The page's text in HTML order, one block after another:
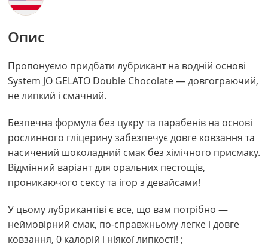
Опис
Пропонуємо придбати лубрикант на водній основі
System JO GELATO Double Chocolate — довгограючий,
не липкий і смачний.
Безпечна формула без цукру та парабенів на основі
рослинного гліцерину забезпечує довге ковзання та
насичений шоколадний смак без хімічного присмаку.
Відмінний варіант для оральних пестощів,
проникаючого сексу та ігор з девайсами!
У цьому лубрикантіві є все, що вам потрібно —
неймовірний смак, по-справжньому легке і довге
ковзання, 0 калорій і ніякої липкості! ;